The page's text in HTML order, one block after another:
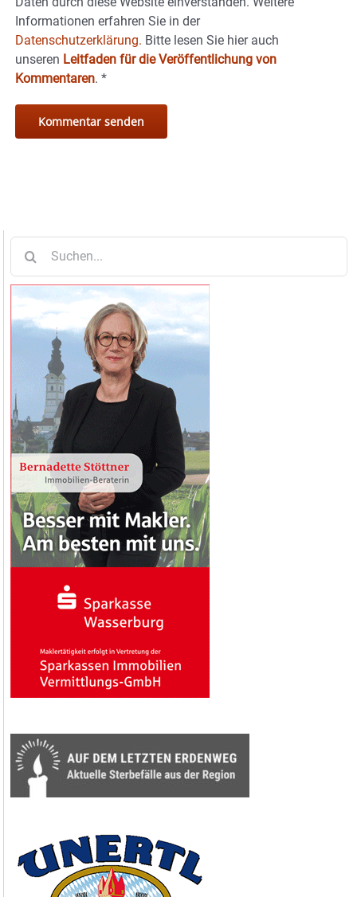
Informationen erfahren Sie in der
Datenschutzerklärung. Bitte lesen Sie hier auch
unseren Leitfaden für die Veröffentlichung von
Kommentaren. *
nach: